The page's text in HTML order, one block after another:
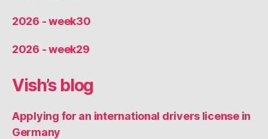
2026 - week30
2026 - week29
Vish’s blog
Applying for an international drivers license in
Germany